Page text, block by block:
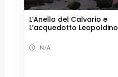
L’Anello del Calvario e
L’acquedotto Leopoldino
N/A